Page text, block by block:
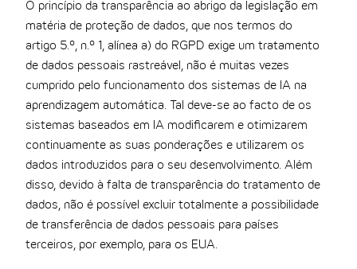
O princípio da transparência ao abrigo da legislação em
matéria de proteção de dados, que nos termos do
artigo 5.º, n.º 1, alínea a) do RGPD exige um tratamento
de dados pessoais rastreável, não é muitas vezes
cumprido pelo funcionamento dos sistemas de IA na
aprendizagem automática. Tal deve-se ao facto de os
sistemas baseados em IA modificarem e otimizarem
continuamente as suas ponderações e utilizarem os
dados introduzidos para o seu desenvolvimento. Além
disso, devido à falta de transparência do tratamento de
dados, não é possível excluir totalmente a possibilidade
de transferência de dados pessoais para países
terceiros, por exemplo, para os EUA.